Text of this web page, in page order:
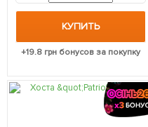
КУПИТЬ
+19.8 грн бонусов за покупку